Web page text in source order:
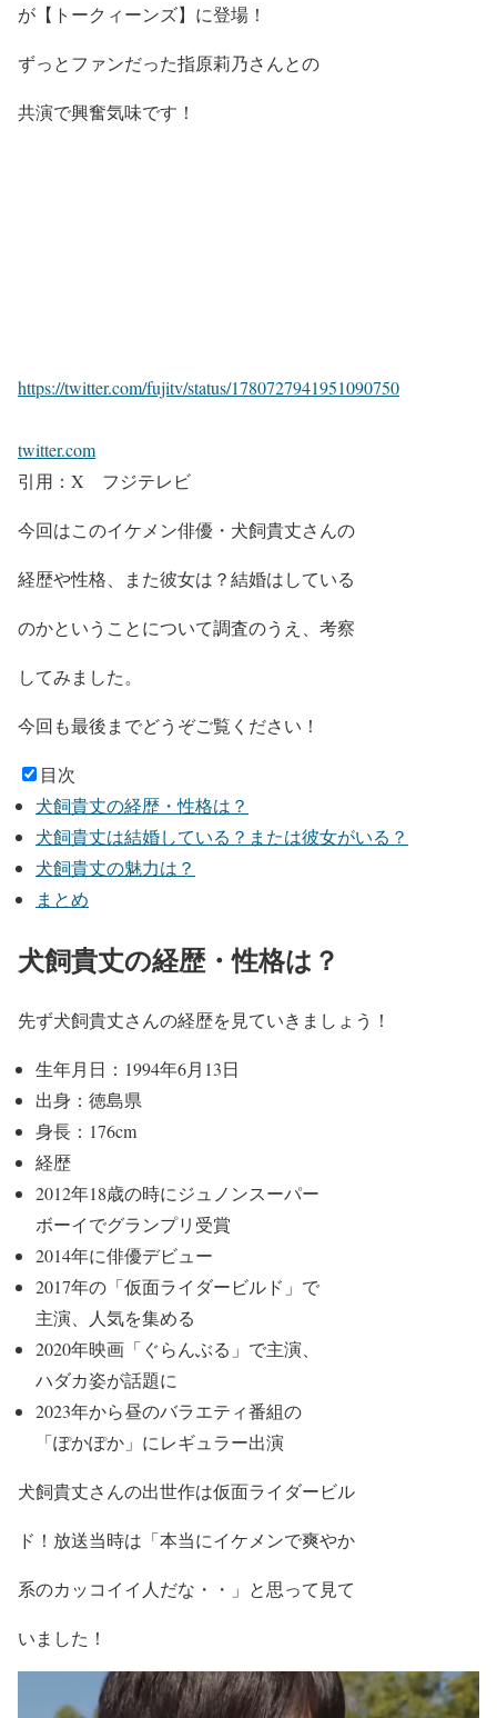
が 【トークィーンズ】 に登場！
ずっとファンだった指原莉乃さんとの
共演で興奮気味です！
https://twitter.com/fujitv/status/1780727941951090750
twitter.com
引用：X フジテレビ
今回はこのイケメン俳優・ 犬飼貴丈さんの
経歴や性格、また彼女は？結婚はしている
のかということについて調査のうえ、考察
してみました。
今回も最後までどうぞご覧ください！
目次
犬飼貴丈の経歴・性格は？
犬飼貴丈は結婚している？または彼女がいる？
犬飼貴丈の魅力は？
まとめ
犬飼貴丈の経歴・性格は？
先ず犬飼貴丈さんの経歴を見ていきましょう！
生年月日： 1994年6月13日
出身：徳島県
身長： 176cm
経歴
2012年18歳の時にジュノンスーパー
ボーイでグランプリ受賞
2014年に俳優デビュー
2017年の 「仮面ライダービルド」 で
主演、人気を集める
2020年映画「ぐらんぶる」 で主演、
ハダカ姿が話題に
2023年から昼のバラエティ番組の
「ぽかぽか」 にレギュラー出演
犬飼貴丈さんの出世作は仮面ライダービル
ド ！放送当時は 「本当にイケメンで爽やか
系のカッコイイ人だな・・」 と思って見て
いました！